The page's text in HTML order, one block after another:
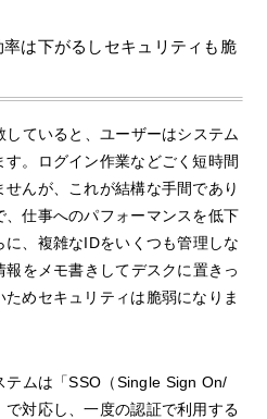
は下がるしセキュリティも脆
ていると、ユーザーはシステム
。ログイン作業などごく短時間
んが、これが結構な手間であり
仕事へのパフォーマンスを低下
、複雑なIDをいくつも管理しな
をメモ書きしてデスクに置きっ
めセキュリティは脆弱になりま
テムは「SSO（Single Sign On/
対応し、一度の認証で利用する